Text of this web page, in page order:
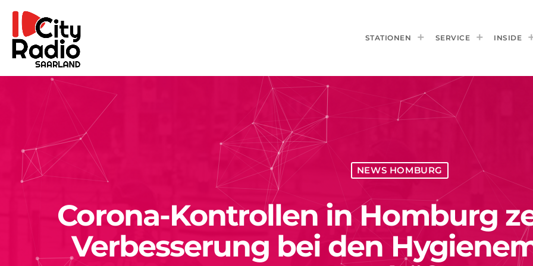
STATIONEN SERVICE INSIDE
NEWS HOMBURG
Corona-Kontrollen in Homburg
Verbesserung bei den